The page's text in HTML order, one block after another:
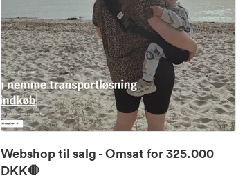
Webshop til salg - Omsat for 325.000
DKK🛑